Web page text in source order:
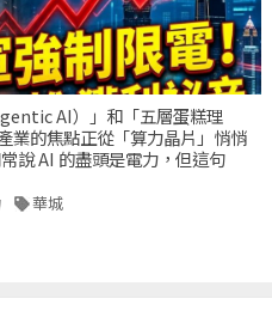
AI）」和「五層蛋糕理
業的焦點正從「算力晶片」悄悄
說 AI 的盡頭是電力，但這句
華城